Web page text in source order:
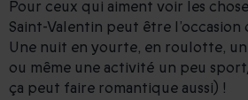
Pour ceux qui aiment voir les
Saint-Valentin peut être l’occasion
Une nuit en yourte, en roulotte,
ou même une activité un peu
ça peut faire romantique aussi) !